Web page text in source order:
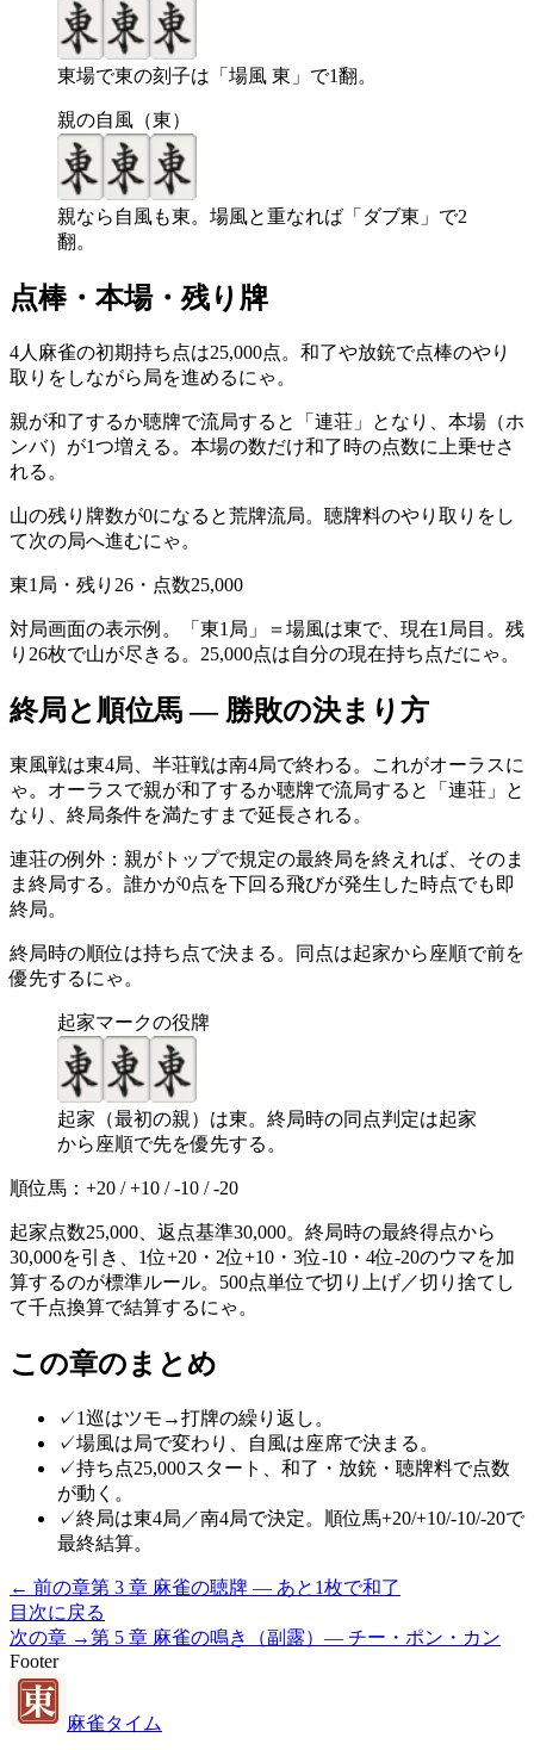
東場で東の刻子は「場風 東」で1翻。
親の自風（東）
親なら自風も東。場風と重なれば「ダブ東」で2
翻。
点棒・本場・残り牌
4人麻雀の初期持ち点は25,000点。和了や放銃で点棒のやり
取りをしながら局を進めるにゃ。
親が和了するか聴牌で流局すると「連荘」となり、本場（ホ
ンバ）が1つ増える。本場の数だけ和了時の点数に上乗せさ
れる。
山の残り牌数が0になると荒牌流局。聴牌料のやり取りをし
て次の局へ進むにゃ。
東1局・残り26・点数25,000
対局画面の表示例。「東1局」＝場風は東で、現在1局目。残
り26枚で山が尽きる。25,000点は自分の現在持ち点だにゃ。
終局と順位馬 — 勝敗の決まり方
東風戦は東4局、半荘戦は南4局で終わる。これがオーラスに
ゃ。オーラスで親が和了するか聴牌で流局すると「連荘」と
なり、終局条件を満たすまで延長される。
連荘の例外：親がトップで規定の最終局を終えれば、そのま
ま終局する。誰かが0点を下回る飛びが発生した時点でも即
終局。
終局時の順位は持ち点で決まる。同点は起家から座順で前を
優先するにゃ。
起家マークの役牌
起家（最初の親）は東。終局時の同点判定は起家
から座順で先を優先する。
順位馬：+20 / +10 / -10 / -20
起家点数25,000、返点基準30,000。終局時の最終得点から
30,000を引き、1位+20・2位+10・3位-10・4位-20のウマを加
算するのが標準ルール。500点単位で切り上げ／切り捨てし
て千点換算で結算するにゃ。
この章のまとめ
✓1巡はツモ→打牌の繰り返し。
✓場風は局で変わり、自風は座席で決まる。
✓持ち点25,000スタート、和了・放銃・聴牌料で点数
が動く。
✓終局は東4局／南4局で決定。順位馬+20/+10/-10/-20で
最終結算。
← 前の章第 3 章 麻雀の聴牌 — あと1枚で和了
目次に戻る
次の章 →第 5 章 麻雀の鳴き（副露）— チー・ポン・カン
Footer
麻雀タイム